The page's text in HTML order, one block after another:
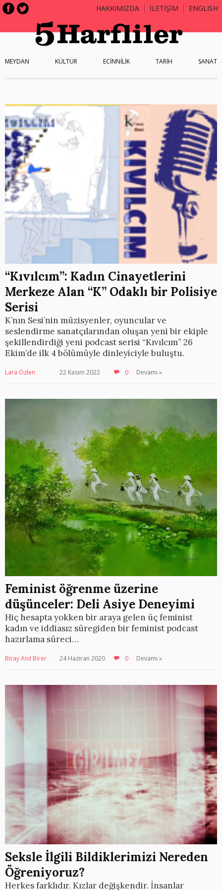
HAKKIMIZDA İLETİŞİM ENGLISH
MEYDAN KÜLTÜR ECİNNİLİK TARİH SANAT
“Kıvılcım”: Kadın Cinayetlerini
Merkeze Alan “K” Odaklı bir Polisiye
Serisi
K’nın Sesi’nin müzisyenler, oyuncular ve
seslendirme sanatçılarından oluşan yeni bir ekiple
şekillendirdiği yeni podcast serisi “Kıvılcım” 26
Ekim’de ilk 4 bölümüyle dinleyiciyle buluştu.
Lara Özlen 22 Kasım 2022 0 Devamı »
Feminist öğrenme üzerine
düşünceler: Deli Asiye Deneyimi
Hiç hesapta yokken bir araya gelen üç feminist
kadın ve iddiasız süregiden bir feminist podcast
hazırlama süreci…
Biray Anıl Birer 24 Haziran 2020 0 Devamı »
Seksle İlgili Bildiklerimizi Nereden
Öğreniyoruz?
Herkes farklıdır. Kızlar değişkendir. İnsanlar